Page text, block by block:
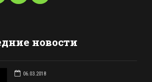
новости
06.03.2018